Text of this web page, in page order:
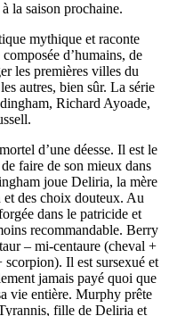
la saison prochaine.
mythique et raconte
d’humains, de
les premières villes du
autres, bien sûr. La série
Richard Ayoade,
d’une déesse. Il est le
faire de son mieux dans
joue Deliria, la mère
et des choix douteux. Au
dans le patricide et
recommandable. Berry
– mi-centaure (cheval +
Il est sursexué et
jamais payé quoi que
vie entière. Murphy prête
fille de Deliria et